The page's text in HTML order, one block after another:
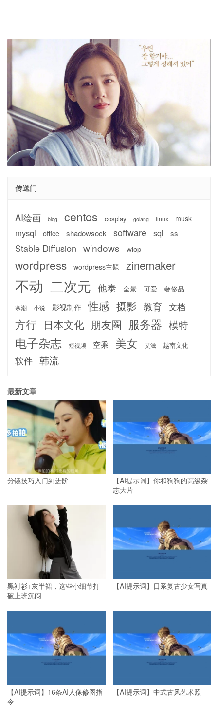
传送门
AI绘画 blog centos cosplay golang linux musk
mysql office shadowsock software sql ss
Stable Diffusion windows wlop
wordpress wordpress主题 zinemaker
不动 二次元 他泰 全景 可爱 奢侈品
寒潮 小说 影视制作 性感 摄影 教育 文档
方行 日本文化 朋友圈 服务器 模特
电子杂志 短视频 空乘 美女 艾滋 越南文化
软件 韩流
最新文章
分镜技巧入门到进阶
【AI提示词】你和狗狗的高级杂
志大片
黑衬衫+灰半裙，这些小细节打
破上班沉闷
【AI提示词】日系复古少女写真
【AI提示词】16条AI人像修图指
令
【AI提示词】中式古风艺术照